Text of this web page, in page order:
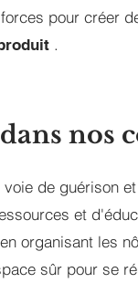
pour créer
.
nos
de guérison
et
organisant les
sûr pour se